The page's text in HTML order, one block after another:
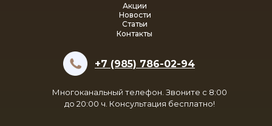
Многоканальный телефон. Звоните с 8:00
до 20:00 ч. Консультация бесплатно!
Акции
+7 (985) 786-02-94
Контакты
Новости
Статьи